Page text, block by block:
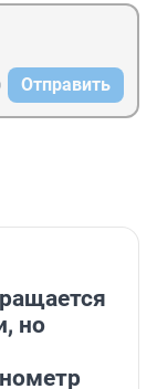
Отправить
но